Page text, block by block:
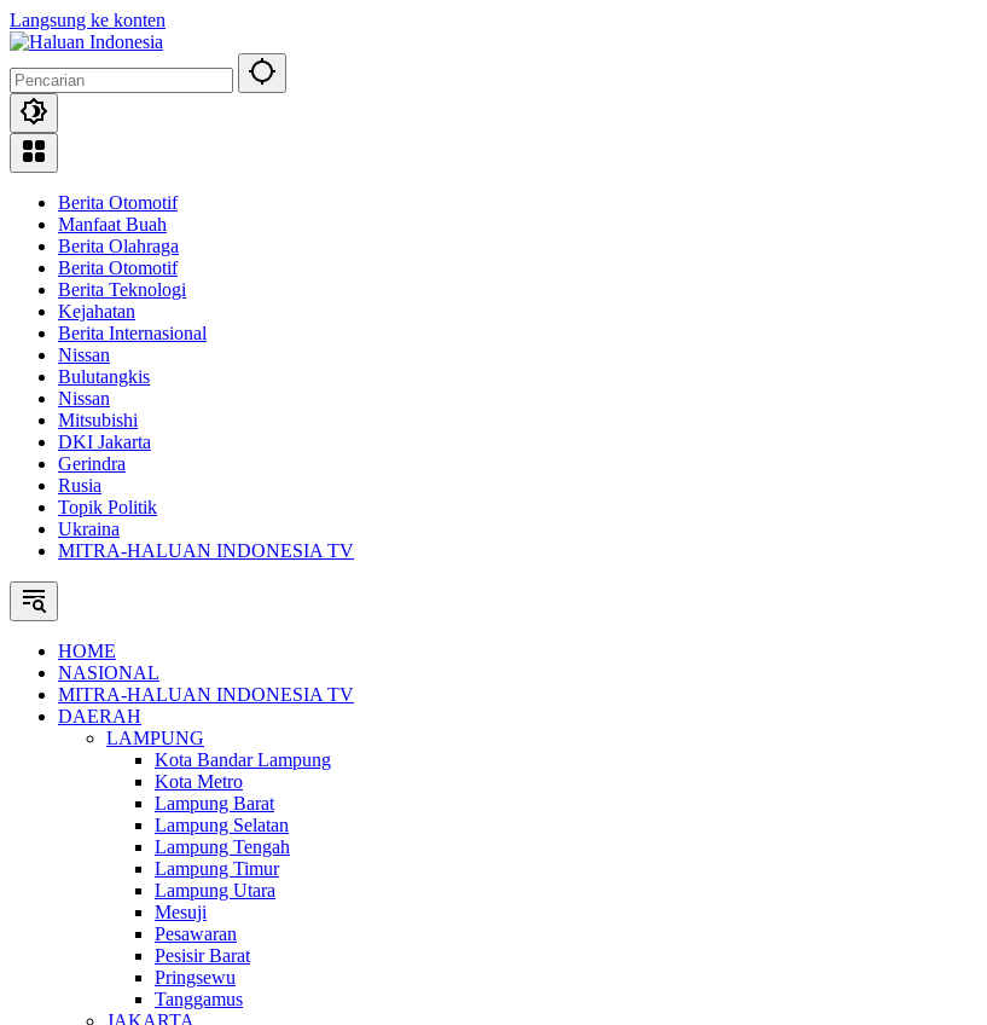
Langsung ke konten
Berita Otomotif
Manfaat Buah
Berita Olahraga
Berita Otomotif
Berita Teknologi
Kejahatan
Berita Internasional
Nissan
Bulutangkis
Nissan
Mitsubishi
DKI Jakarta
Gerindra
Rusia
Topik Politik
Ukraina
MITRA-HALUAN INDONESIA TV
HOME
NASIONAL
MITRA-HALUAN INDONESIA TV
DAERAH
LAMPUNG
Kota Bandar Lampung
Kota Metro
Lampung Barat
Lampung Selatan
Lampung Tengah
Lampung Timur
Lampung Utara
Mesuji
Pesawaran
Pesisir Barat
Pringsewu
Tanggamus
JAKARTA